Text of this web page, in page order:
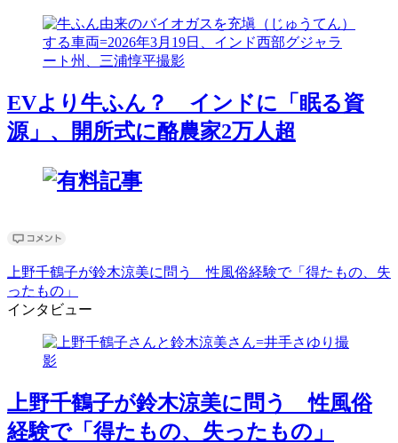
EVより牛ふん？ インドに「眠る資
源」、開所式に酪農家2万人超
上野千鶴子が鈴木涼美に問う 性風俗経験で「得たもの、失
ったもの」
インタビュー
上野千鶴子が鈴木涼美に問う 性風俗
経験で「得たもの、失ったもの」